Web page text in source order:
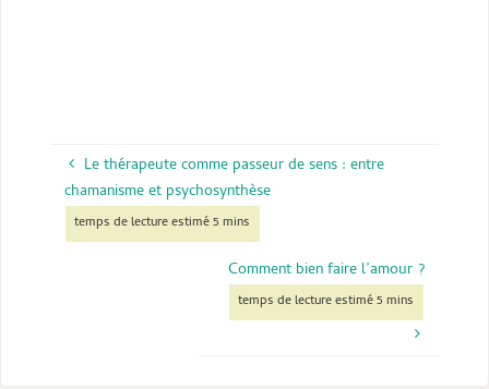
Le thérapeute comme passeur de sens : entre
chamanisme et psychosynthèse
Comment bien faire l’amour ?